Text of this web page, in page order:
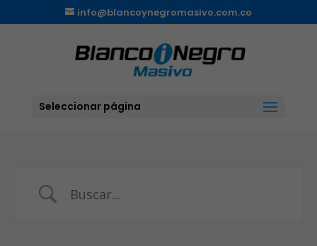
info@blancoynegromasivo.com.co
Seleccionar página
Buscar